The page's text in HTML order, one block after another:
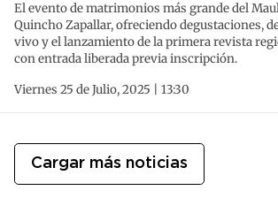
El evento de matrimonios más grande del
Quincho Zapallar, ofreciendo degustaciones,
vivo y el lanzamiento de la primera revista
con entrada liberada previa inscripción.
Viernes 25 de Julio, 2025 | 13:30
Cargar más noticias